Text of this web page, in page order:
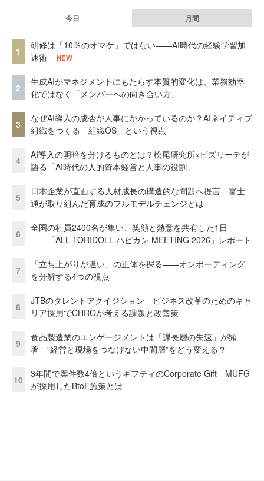
今日 月間
1
研修は「10％のオマケ」ではない——AI時代の経験学習加
速術
NEW
2
生成AIがマネジメントにもたらす本質的変化は、業務効率
化ではなく「メンバーへの向き合い方」
3
なぜAI導入の成否が人事にかかっているのか？AIネイティブ
組織をつくる「組織OS」という視点
4
AI導入の明暗を分けるものとは？松尾研究所×ビズリーチが
語る「AI時代の人的資本経営と人事の役割」
5
日本企業が直面する人材成長の構造的な問題へ提言 富士
通が取り組んだ育成のフルモデルチェンジとは
6
全国の社員2400名が集い、笑顔と熱意を共有した1日
――「ALL TORIDOLL ハピカン MEETING 2026」レポート
7
「立ち上がりが遅い」の正体を探る——オンボーディング
を分解する4つの視点
8
JTBのタレントアクイジション ビジネス改革のためのキャ
リア採用でCHROが考える課題と改善策
9
食品製造業のエンゲージメントは「課長層の失速」が顕
著 “経営と現場をつなげない中間層”をどう変える？
10
3年間で案件数4倍というギフティのCorporate Gift MUFG
が採用したBtoE施策とは